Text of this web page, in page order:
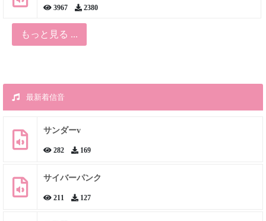
3967 2380
もっと見る ...
最新着信音
サンダーv
282 169
サイバーパンク
211 127